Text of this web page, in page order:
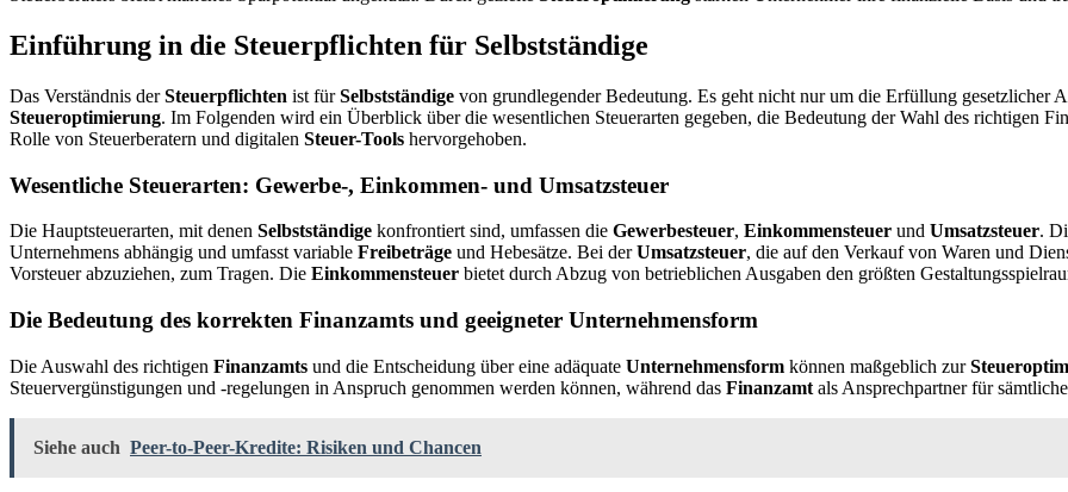
Einführung in die Steuerpflichten für Selbstständige
Das Verständnis derSteuerpflichten ist fürSelbstständige von grundlegender Bedeutung. Es geht nicht nur um die Erfüllung gesetzlicher
Steueroptimierung. Im Folgenden wird ein Überblick über die wesentlichen Steuerarten gegeben, die Bedeutung der Wahl des richtigen
Rolle von Steuerberatern und digitalen Steuer-Tools hervorgehoben.
Wesentliche Steuerarten: Gewerbe-, Einkommen- und Umsatzsteuer
Die Hauptsteuerarten, mit denen Selbstständige konfrontiert sind, umfassen die Gewerbesteuer, Einkommensteuer und Umsatzsteuer.
Unternehmens abhängig und umfasst variable Freibeträge und Hebesätze. Bei derUmsatzsteuer, die auf den Verkauf von Waren und
Vorsteuer abzuziehen, zum Tragen. Die Einkommensteuer bietet durch Abzug von betrieblichen Ausgaben den größten
Die Bedeutung des korrekten Finanzamts und geeigneter Unternehmensform
Die Auswahl des richtigen Finanzamts und die Entscheidung über eine adäquate Unternehmensform können maßgeblich zur
Steuervergünstigungen und -regelungen in Anspruch genommen werden können, während das Finanzamt als Ansprechpartner für
Siehe auch Peer-to-Peer-Kredite: Risiken und Chancen